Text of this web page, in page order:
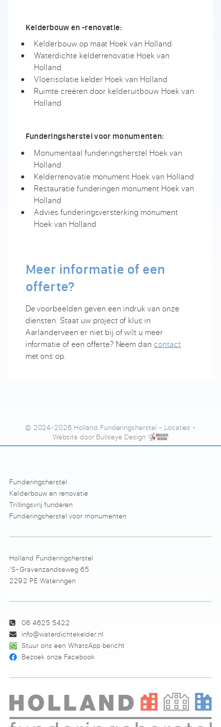
Kelderbouw en -renovatie:
Kelderbouw op maat Hoek van Holland
Waterdichte kelderrenovatie Hoek van
Holland
Vloerisolatie kelder Hoek van Holland
Ruimte creëren door kelderuitbouw Hoek van
Holland
Funderingsherstel voor monumenten:
Monumentaal funderingsherstel Hoek van
Holland
Kelderrenovatie monument Hoek van Holland
Restauratie funderingen monument Hoek van
Holland
Advies funderingsversterking monument
Hoek van Holland
Meer informatie of een
offerte?
De voorbeelden geven een indruk van onze
diensten. Staat uw project of klus in
Aarlanderveen er niet bij of wilt u meer
informatie of een offerte? Neem dancontact
met ons op.
© 2024-2026 Holland Funderingsherstel - Locaties -
Website door Bullseye Design
Funderingsherstel
Kelderbouw en renovatie
Trillingsvrij funderen
Funderingsherstel voor monumenten
Holland Funderingsherstel
’S-Gravenzandseweg 65
2292 PE Wateringen
06 4625 5422
info@waterdichtekelder.nl
Stuur ons een WhatsApp bericht
Bezoek onze Facebook